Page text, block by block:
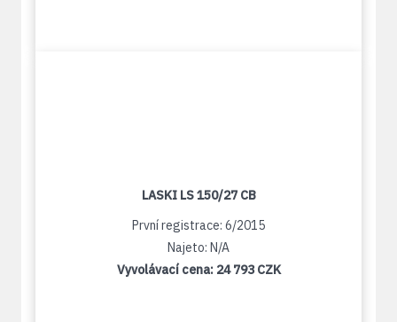
LASKI LS 150/27 CB
První registrace: 6/2015
Najeto: N/A
Vyvolávací cena: 24 793 CZK